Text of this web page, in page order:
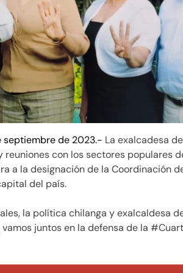
septiembre de 2023.- La exalcadesa
reuniones con los sectores populares
a la designación de la Coordinación
del país.
la política chilanga y exalcaldesa
juntos en la defensa de la